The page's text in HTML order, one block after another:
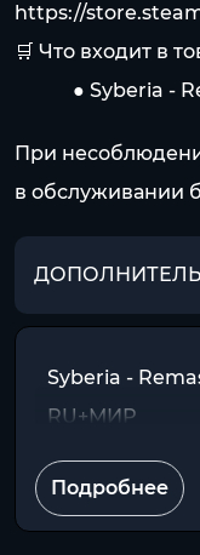
https://
🛒 Что входит в
⠀⠀⠀⠀● Syberia -
При
в обслуживании
Syberia -
RU+МИР
Подробнее